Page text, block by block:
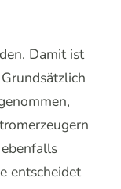
Damit ist
entscheidet